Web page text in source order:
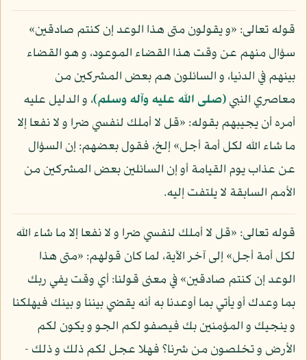
قوله تعالى: «و يقولون متى هذا الوعد إن كنتم صادقين»
سؤال منهم عن وقت هذا القضاء الموعود، و هو القضاء
بينهم في الدنيا، و السائلون هم بعض المشركين من
معاصري النبي(صلى الله عليه وآله وسلم)، و الدليل عليه
أمره أن يجيبهم بقوله: «قل لا أملك لنفسي ضرا و لا نفعا إلا
ما شاء الله لكل أمة أجل» إلخ، فقول بعضهم: إن السؤال
عن عذاب يوم القيامة أو إن السائلين بعض المشركين من
الأمم السابقة لا يلتفت إليه.
قوله تعالى: «قل لا أملك لنفسي ضرا و لا نفعا إلا ما شاء الله
لكل أمة أجل» إلى آخر الآية، لما كان قولهم: «متى هذا
الوعد إن كنتم صادقين» في معنى قولنا: أي وقت يفي ربك
بما وعدك أو يأتي بما أوعدنا به أنه يقضي بيننا و بينك فيهلكنا
و ينجيك و المؤمنين بك فيصفو لكم الجو و يكون لكم
الأرض و تخلصون من شرنا؟ فهلا عجل لكم ذلك و ذلك -